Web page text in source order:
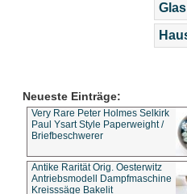
Neueste Einträge:
Very Rare Peter Holmes Selkirk
Paul Ysart Style Paperweight /
Briefbeschwerer
Antike Rarität Orig. Oesterwitz
Antriebsmodell Dampfmaschine
Kreisssäge Bakelit